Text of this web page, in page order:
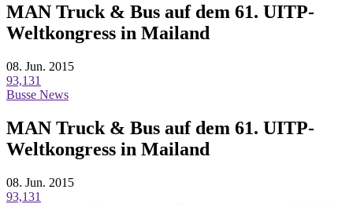
MAN Truck & Bus auf dem 61. UITP-
Weltkongress in Mailand
08. Jun. 2015
93,131
Busse News
MAN Truck & Bus auf dem 61. UITP-
Weltkongress in Mailand
08. Jun. 2015
93,131